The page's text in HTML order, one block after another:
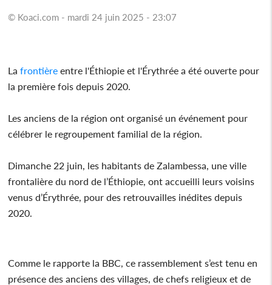
© Koaci.com - mardi 24 juin 2025 - 23:07
Lafrontière entre l'Éthiopie et l'Érythrée a été ouverte pour
la première fois depuis 2020.
Les anciens de la région ont organisé un événement pour
célébrer le regroupement familial de la région.
Dimanche 22 juin, les habitants de Zalambessa, une ville
frontalière du nord de l’Éthiopie, ont accueilli leurs voisins
venus d’Érythrée, pour des retrouvailles inédites depuis
2020.
Comme le rapporte la BBC, ce rassemblement s’est tenu en
présence des anciens des villages, de chefs religieux et de